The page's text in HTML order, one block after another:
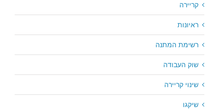
קריירה
ראיונות
רשימת המתנה
שוק העבודה
שינוי קריירה
שיקגו